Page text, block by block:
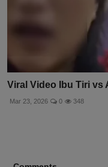
Viral Video Ibu Tiri vs
Mar 23, 2026 0 348